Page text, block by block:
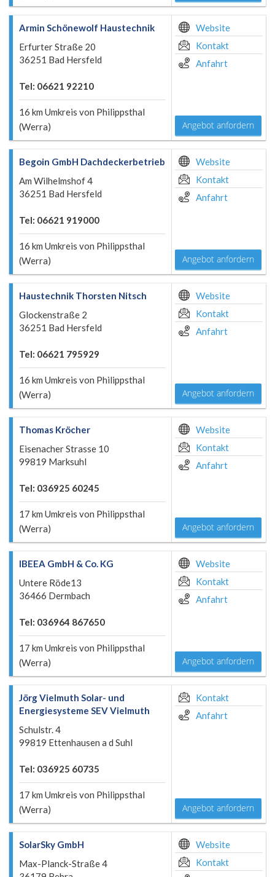
Armin Schönewolf Haustechnik
Erfurter Straße 20
36251 Bad Hersfeld
Tel: 06621 92210
16 km Umkreis von Philippsthal
(Werra)
Website
Kontakt
Anfahrt
Angebot anfordern
Begoin GmbH Dachdeckerbetrieb
Am Wilhelmshof 4
36251 Bad Hersfeld
Tel: 06621 919000
16 km Umkreis von Philippsthal
(Werra)
Website
Kontakt
Anfahrt
Angebot anfordern
Haustechnik Thorsten Nitsch
Glockenstraße 2
36251 Bad Hersfeld
Tel: 06621 795929
16 km Umkreis von Philippsthal
(Werra)
Website
Kontakt
Anfahrt
Angebot anfordern
Thomas Kröcher
Eisenacher Strasse 10
99819 Marksuhl
Tel: 036925 60245
17 km Umkreis von Philippsthal
(Werra)
Website
Kontakt
Anfahrt
Angebot anfordern
IBEEA GmbH & Co. KG
Untere Röde13
36466 Dermbach
Tel: 036964 867650
17 km Umkreis von Philippsthal
(Werra)
Website
Kontakt
Anfahrt
Angebot anfordern
Jörg Vielmuth Solar- und
Energiesysteme SEV Vielmuth
Schulstr. 4
99819 Ettenhausen a d Suhl
Tel: 036925 60735
17 km Umkreis von Philippsthal
(Werra)
Kontakt
Anfahrt
Angebot anfordern
SolarSky GmbH
Max-Planck-Straße 4
Website
Kontakt